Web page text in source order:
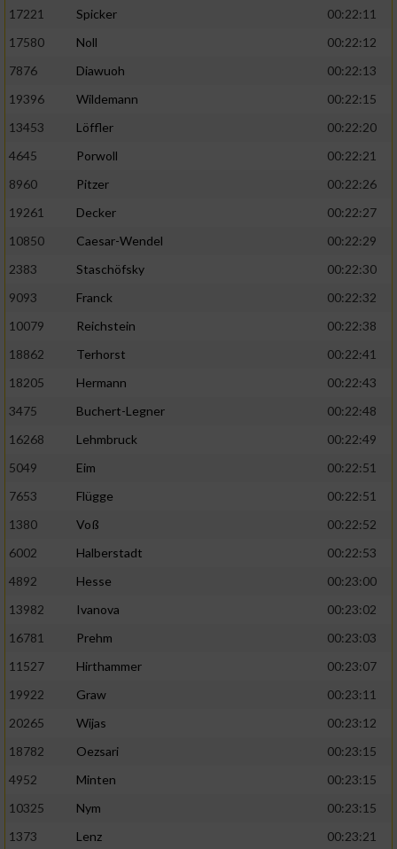
17221
Spicker
00:22:11
17580
Noll
00:22:12
7876
Diawuoh
00:22:13
19396
Wildemann
00:22:15
13453
Löffler
00:22:20
4645
Porwoll
00:22:21
8960
Pitzer
00:22:26
19261
Decker
00:22:27
10850
Caesar-Wendel
00:22:29
2383
Staschöfsky
00:22:30
9093
Franck
00:22:32
10079
Reichstein
00:22:38
18862
Terhorst
00:22:41
18205
Hermann
00:22:43
3475
Buchert-Legner
00:22:48
16268
Lehmbruck
00:22:49
5049
Eim
00:22:51
7653
Flügge
00:22:51
1380
Voß
00:22:52
6002
Halberstadt
00:22:53
4892
Hesse
00:23:00
13982
Ivanova
00:23:02
16781
Prehm
00:23:03
11527
Hirthammer
00:23:07
19922
Graw
00:23:11
20265
Wijas
00:23:12
18782
Oezsari
00:23:15
4952
Minten
00:23:15
10325
Nym
00:23:15
1373
Lenz
00:23:21